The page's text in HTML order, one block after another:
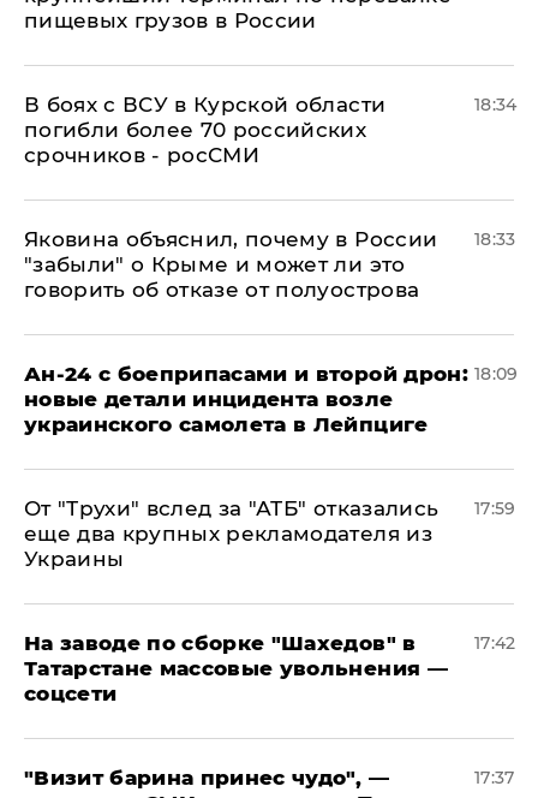
пищевых грузов в России
В боях с ВСУ в Курской области
погибли более 70 российских
срочников - росСМИ
18:34
Яковина объяснил, почему в России
"забыли" о Крыме и может ли это
говорить об отказе от полуострова
18:33
Ан-24 с боеприпасами и второй дрон:
новые детали инцидента возле
украинского самолета в Лейпциге
18:09
От "Трухи" вслед за "АТБ" отказались
еще два крупных рекламодателя из
Украины
17:59
На заводе по сборке "Шахедов" в
Татарстане массовые увольнения —
соцсети
17:42
"Визит барина принес чудо", —
17:37